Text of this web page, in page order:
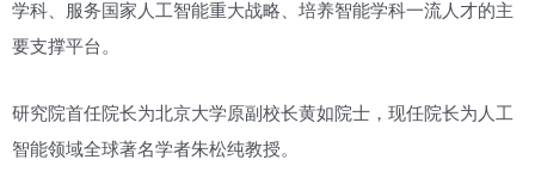
学科、服务国家人工智能重大战略、培养智能学科一流人才的主
要支撑平台。
研究院首任院长为北京大学原副校长黄如院士，现任院长为人工
智能领域全球著名学者朱松纯教授。